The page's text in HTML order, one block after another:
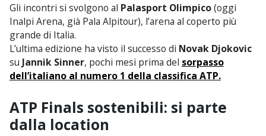
Gli incontri si svolgono al Palasport Olimpico(oggi
Inalpi Arena, già Pala Alpitour), l’arena al coperto più
grande di Italia.
L’ultima edizione ha visto il successo di Novak Djokovic
su Jannik Sinner, pochi mesi prima del sorpasso
dell’italiano al numero 1 della classifica ATP.
ATP Finals sostenibili: si parte
dalla location